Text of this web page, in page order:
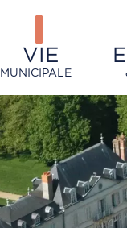
VIE
MUNICIPALE